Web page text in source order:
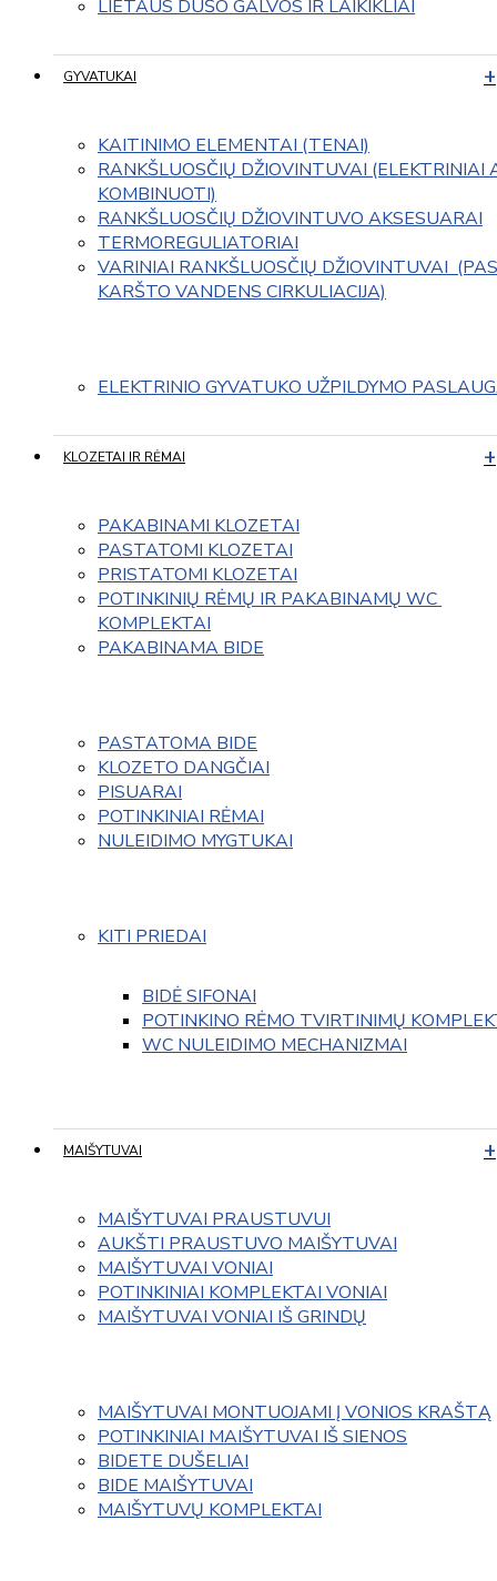
LIETAUS DUŠO GALVOS IR LAIKIKLIAI
GYVATUKAI
KAITINIMO ELEMENTAI (TENAI)
RANKŠLUOSČIŲ DŽIOVINTUVAI (ELEKTRINIAI
KOMBINUOTI)
RANKŠLUOSČIŲ DŽIOVINTUVO AKSESUARAI
TERMOREGULIATORIAI
VARINIAI RANKŠLUOSČIŲ DŽIOVINTUVAI
KARŠTO VANDENS CIRKULIACIJA)
ELEKTRINIO GYVATUKO UŽPILDYMO
KLOZETAI IR RĖMAI
PAKABINAMI KLOZETAI
PASTATOMI KLOZETAI
PRISTATOMI KLOZETAI
POTINKINIŲ RĖMŲ IR PAKABINAMŲ WC
KOMPLEKTAI
PAKABINAMA BIDE
PASTATOMA BIDE
KLOZETO DANGČIAI
PISUARAI
POTINKINIAI RĖMAI
NULEIDIMO MYGTUKAI
KITI PRIEDAI
BIDĖ SIFONAI
POTINKINO RĖMO TVIRTINIMŲ
WC NULEIDIMO MECHANIZMAI
MAIŠYTUVAI
MAIŠYTUVAI PRAUSTUVUI
AUKŠTI PRAUSTUVO MAIŠYTUVAI
MAIŠYTUVAI VONIAI
POTINKINIAI KOMPLEKTAI VONIAI
MAIŠYTUVAI VONIAI IŠ GRINDŲ
MAIŠYTUVAI MONTUOJAMI Į VONIOS KRAŠTĄ
POTINKINIAI MAIŠYTUVAI IŠ SIENOS
BIDETE DUŠELIAI
BIDE MAIŠYTUVAI
MAIŠYTUVŲ KOMPLEKTAI